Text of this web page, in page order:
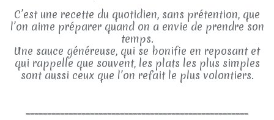
C’est une recette du quotidien, sans prétention, que
l’on aime préparer quand on a envie de prendre son
temps.
Une sauce généreuse, qui se bonifie en reposant et
qui rappelle que souvent, les plats les plus simples
sont aussi ceux que l’on refait le plus volontiers.